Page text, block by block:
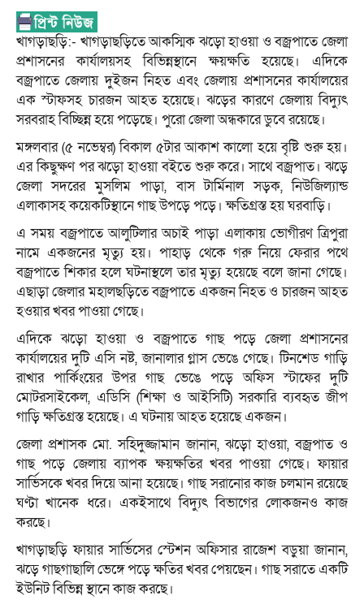
খাগড়াছড়ি:- খাগড়াছড়িতে আকস্মিক ঝড়ো হাওয়া ও বজ্রপাতে জেলা
প্রশাসনের কার্যালয়সহ বিভিন্নস্থানে ক্ষয়ক্ষতি হয়েছে। এদিকে
বজ্রপাতে জেলায় দুইজন নিহত এবং জেলায় প্রশাসনের কার্যালয়ের
এক স্টাফসহ চারজন আহত হয়েছে। ঝড়ের কারণে জেলায় বিদ্যুৎ
সরবরাহ বিচ্ছিন্ন হয়ে পড়েছে। পুরো জেলা অন্ধকারে ডুবে রয়েছে।
মঙ্গলবার (৫ নভেম্বর) বিকাল ৫টার আকাশ কালো হয়ে বৃষ্টি শুরু হয়।
এর কিছুক্ষণ পর ঝড়ো হাওয়া বইতে শুরু করে। সাথে বজ্রপাত। ঝড়ে
জেলা সদরের মুসলিম পাড়া, বাস টার্মিনাল সড়ক, নিউজিল্যান্ড
এলাকাসহ কয়েকটিস্থানে গাছ উপড়ে পড়ে। ক্ষতিগ্রস্ত হয় ঘরবাড়ি।
এ সময় বজ্রপাতে আলুটিলার অচাই পাড়া এলাকায় ভোগীরণ ত্রিপুরা
নামে একজনের মৃত্যু হয়। পাহাড় থেকে গরু নিয়ে ফেরার পথে
বজ্রপাতে শিকার হলে ঘটনাস্থলে তার মৃত্যু হয়েছে বলে জানা গেছে।
এছাড়া জেলার মহালছড়িতে বজ্রপাতে একজন নিহত ও চারজন আহত
হওয়ার খবর পাওয়া গেছে।
এদিকে ঝড়ো হাওয়া ও বজ্রপাতে গাছ পড়ে জেলা প্রশাসনের
কার্যালয়ের দুটি এসি নষ্ট, জানালার গ্লাস ভেঙে গেছে। টিনশেড গাড়ি
রাখার পার্কিংয়ের উপর গাছ ভেঙে পড়ে অফিস স্টাফের দুটি
মোটরসাইকেল, এডিসি (শিক্ষা ও আইসিটি) সরকারি ব্যবহৃত জীপ
গাড়ি ক্ষতিগ্রস্ত হয়েছে। এ ঘটনায় আহত হয়েছে একজন।
জেলা প্রশাসক মো. সহিদুজ্জামান জানান, ঝড়ো হাওয়া, বজ্রপাত ও
গাছ পড়ে জেলায় ব্যাপক ক্ষয়ক্ষতির খবর পাওয়া গেছে। ফায়ার
সার্ভিসকে খবর দিয়ে আনা হয়েছে। গাছ সরানোর কাজ চলমান রয়েছে
ঘণ্টা খানেক ধরে। একইসাথে বিদ্যুৎ বিভাগের লোকজনও কাজ
করছে।
খাগড়াছড়ি ফায়ার সার্ভিসের স্টেশন অফিসার রাজেশ বড়ুয়া জানান,
ঝড়ে গাছগাছালি ভেঙ্গে পড়ে ক্ষতির খবর পেয়ছেন। গাছ সরাতে একটি
ইউনিট বিভিন্ন স্থানে কাজ করছে।